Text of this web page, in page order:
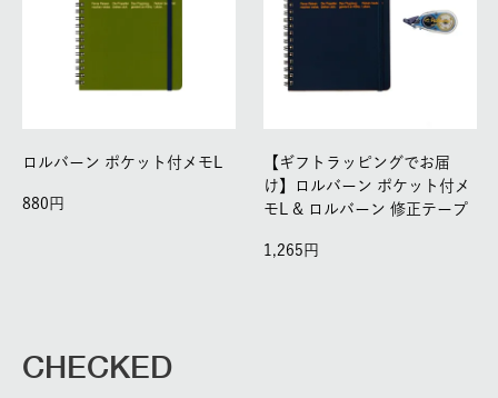
ロルバーン ポケット付メモL
880
【ギフトラッピングでお届
け】ロルバーン ポケット付メ
モL & ロルバーン 修正テープ
1,265
CHECKED